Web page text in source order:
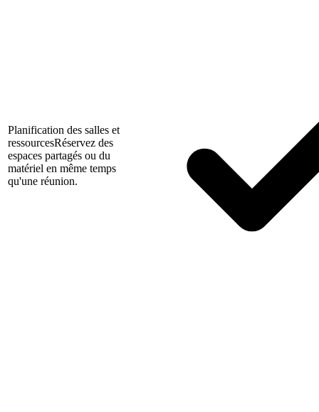
Planification des salles et
ressourcesRéservez des
espaces partagés ou du
matériel en même temps
qu'une réunion.